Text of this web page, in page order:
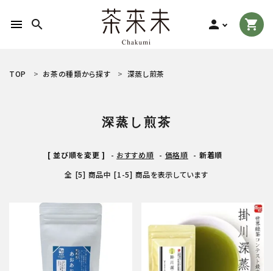
menu search person shopping_cart
search
ログイン person 新規会員登録
食品から探す
ティーグッズから探す
TOP お茶の種類から探す 深蒸し煎茶
深蒸し煎茶
[ 並び順を変更 ] - おすすめ順 - 価格順 - 新着順
全 [5] 商品中 [1-5] 商品を表示しています